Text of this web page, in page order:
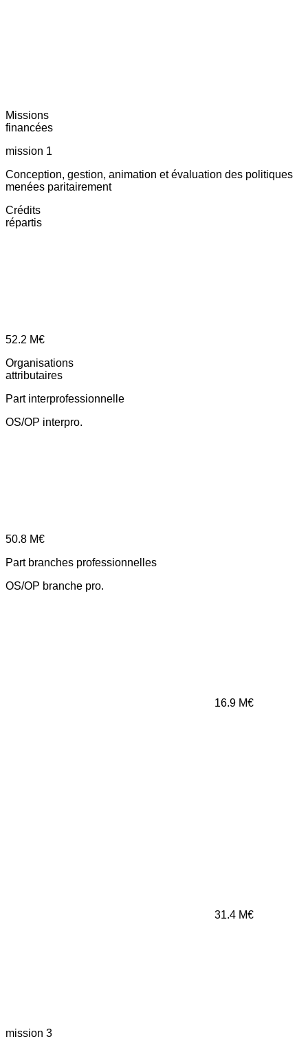
Missions
financées
mission 1
Conception, gestion, animation et évaluation des politiques
menées paritairement
Crédits
répartis
52.2 M€
Organisations
attributaires
Part interprofessionnelle
OS/OP interpro.
50.8 M€
Part branches professionnelles
OS/OP branche pro.
16.9 M€
31.4 M€
mission 3